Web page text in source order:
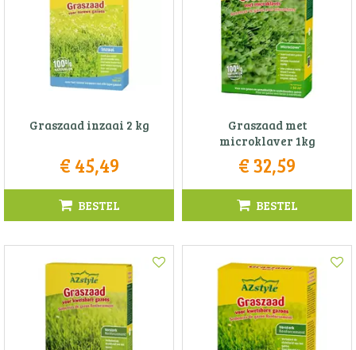
Graszaad inzaai 2 kg
€ 45,49
BESTEL
Graszaad met
microklaver 1kg
€32,59
BESTEL